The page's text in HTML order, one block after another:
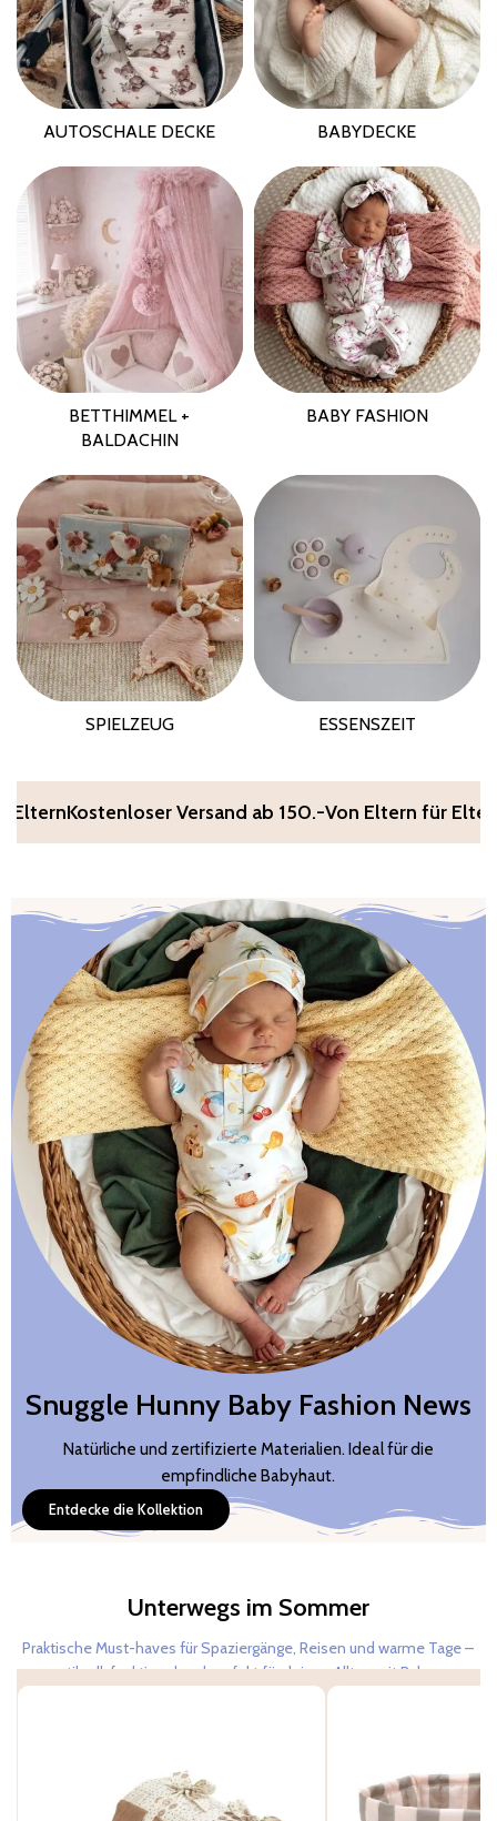
AUTOSCHALE DECKE BABYDECKE
BETTHIMMEL +
BALDACHIN
BABY FASHION
SPIELZEUG ESSENSZEIT
Versand ab 150.-Von Eltern für Eltern
Snuggle Hunny Baby Fashion News
Natürliche und zertifizierte Materialien. Ideal für die
empfindliche Babyhaut.
Entdecke die Kollektion
Unterwegs im Sommer
Praktische Must-haves für Spaziergänge, Reisen und warme Tage –
stilvoll, funktional und perfekt für deinen Alltag mit Baby.